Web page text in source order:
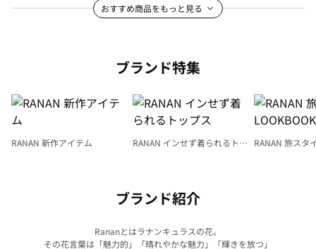
おすすめ商品をもっと見る
ブランド特集
RANAN 新作アイテム
RANAN インせず着られるトッ
RANAN 旅スタ
ブランド紹介
Rananとはラナンキュラスの花。
その花言葉は「魅力的」「晴れやかな魅力」「輝きを放つ」